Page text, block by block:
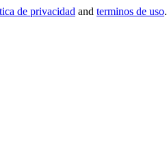
de privacidad and terminos de uso.